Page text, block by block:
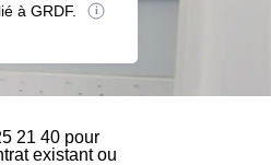
à GRDF.
21 40 pour
existant ou